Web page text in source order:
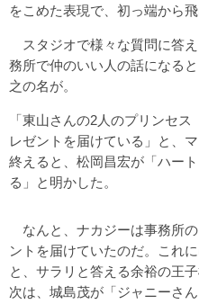
をこめた表現で、初っ端から飛
スタジオで様々な質問に答
務所で仲のいい人の話になる
之の名が。
「東山さんの2人のプリンセ
レゼントを届けている」と、
終えると、松岡昌宏が「ハー
る」と明かした。
なんと、ナカジーは事務所
ントを届けていたのだ。これ
と、サラリと答える余裕の王子
次は、城島茂が「ジャニーさ